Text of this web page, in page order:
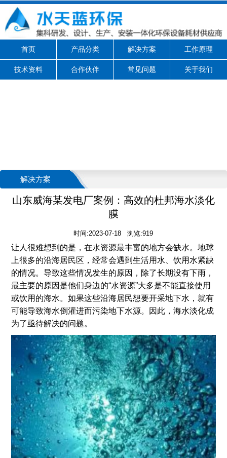
首页 产品分类 解决方案 工作原理
技术资料 合作伙伴 常见问题 关于我们
解决方案
山东威海某发电厂案例：高效的杜邦海水淡化
膜
时间:2023-07-18 浏览:919
让人很难想到的是，在水资源最丰富的地方会缺水。地球
上很多的沿海居民区，经常会遇到生活用水、饮用水紧缺
的情况。导致这些情况发生的原因，除了长期没有下雨，
最主要的原因是他们身边的“水资源”大多是不能直接使用
或饮用的海水。如果这些沿海居民想要开采地下水，就有
可能导致海水倒灌进而污染地下水源。因此，海水淡化成
为了亟待解决的问题。